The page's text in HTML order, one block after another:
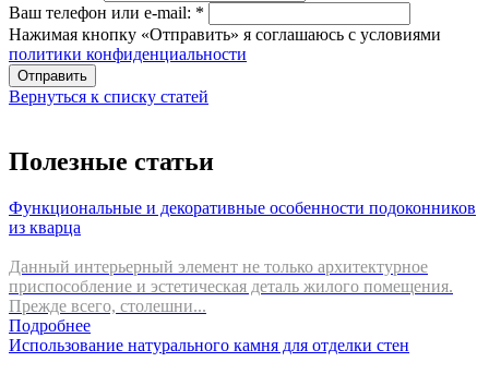
Ваш телефон или e-mail: *
Нажимая кнопку «Отправить» я соглашаюсь с условиями
политики конфиденциальности
Отправить
Вернуться к списку статей
Полезные статьи
Функциональные и декоративные особенности подоконников
из кварца
Данный интерьерный элемент не только архитектурное
приспособление и эстетическая деталь жилого помещения.
Прежде всего, столешни...
Подробнее
Использование натурального камня для отделки стен